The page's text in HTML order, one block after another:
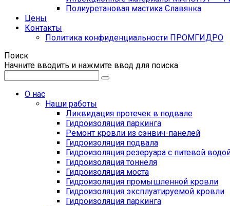
Полиуретановая мастика Славянка
Цены
Контакты
Политика конфиденциальности ПРОМГИДРО
Поиск
Начните вводить и нажмите ввод для поиска
О нас
Наши работы
Ликвидация протечек в подвале
Гидроизоляция паркинга
Ремонт кровли из сэнвич-панелей
Гидроизоляция подвала
Гидроизоляция резеруара с питевой
Гидроизоляция тоннеля
Гидроизоляция моста
Гидроизоляция промышленной кровли
Гидроизоляция эксплуатируемой кровли
Гидроизоляция паркинга